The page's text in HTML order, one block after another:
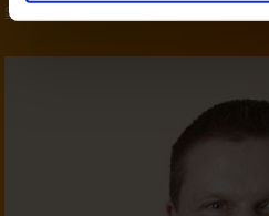
Skat, moms og afgifter